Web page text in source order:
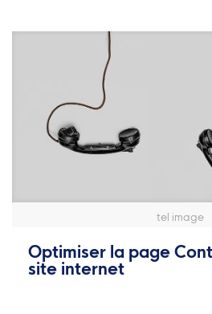
tel image
Optimiser la page
site internet